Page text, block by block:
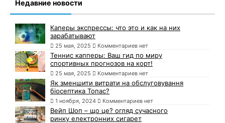
Недавние новости
Каперы экспрессы: что это и как на них
зарабатывают
25 мая, 2025 Комментариев нет
Теннис капперы: Ваш гид по миру
спортивных прогнозов на корт!
25 мая, 2025 Комментариев нет
Як зменшити витрати на обслуговування
біосептика Топас?
1 ноября, 2024 Комментариев нет
Вейп Шоп – що це? огляд сучасного
ринку електронних сигарет